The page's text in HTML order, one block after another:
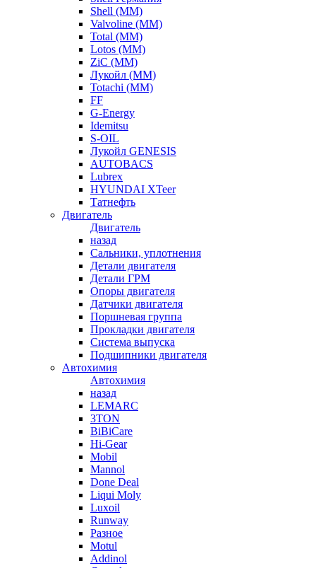
Shell (ММ)
Valvoline (ММ)
Total (ММ)
Lotos (ММ)
ZiC (ММ)
Лукойл (ММ)
Totachi (MM)
FF
G-Energy
Idemitsu
S-OIL
Лукойл GENESIS
AUTOBACS
Lubrex
HYUNDAI XTeer
Татнефть
Двигатель
Двигатель
назад
Сальники, уплотнения
Детали двигателя
Детали ГРМ
Опоры двигателя
Датчики двигателя
Поршневая группа
Прокладки двигателя
Система выпуска
Подшипники двигателя
Автохимия
Автохимия
назад
LEMARC
3TON
BiBiCare
Hi-Gear
Mobil
Mannol
Done Deal
Liqui Moly
Luxoil
Runway
Разное
Motul
Addinol